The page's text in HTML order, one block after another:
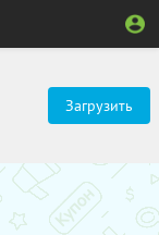
Загрузить